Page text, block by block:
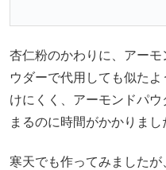
杏仁粉のかわりに、アー
ウダーで代用しても似た
けにくく、アーモンドパ
まるのに時間がかかりまし
寒天でも作ってみました